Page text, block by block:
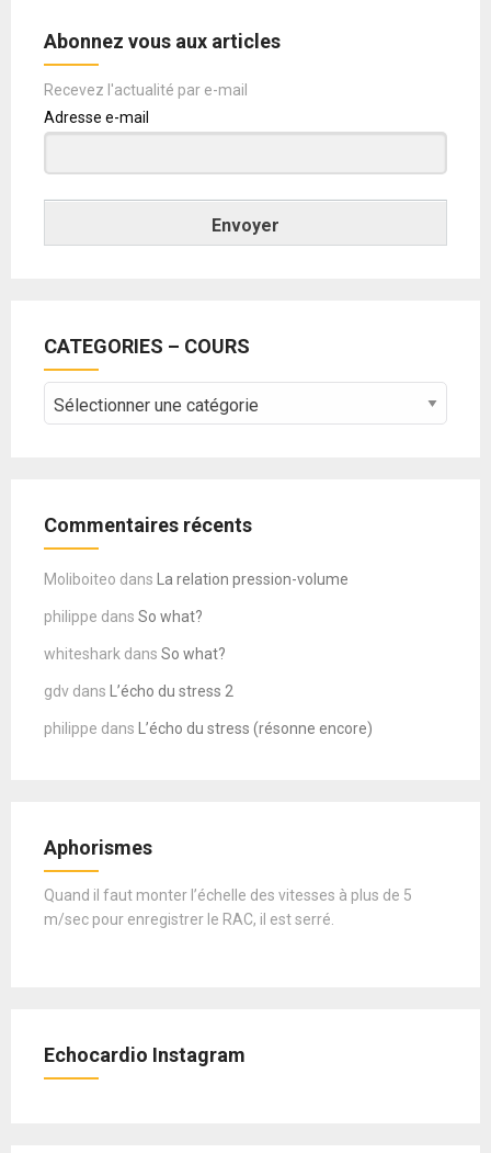
Abonnez vous aux articles
Recevez l'actualité par e-mail
Adresse e-mail
Envoyer
CATEGORIES – COURS
CATEGORIES
–
Commentaires récents
Moliboiteo dans La relation pression-volume
philippe dans So what?
whiteshark dans So what?
gdv dans L’écho du stress 2
philippe dans L’écho du stress (résonne encore)
Aphorismes
Quand il faut monter l’échelle des vitesses à plus de 5
m/sec pour enregistrer le RAC, il est serré.
Echocardio Instagram